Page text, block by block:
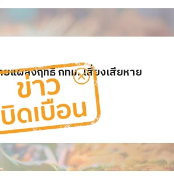
แผลงฤทธิ์ กทม. เสี่ยงเสียหาย